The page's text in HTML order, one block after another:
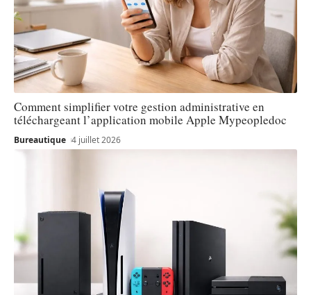
Comment simplifier votre gestion administrative en
téléchargeant l’application mobile Apple Mypeopledoc
Bureautique 4 juillet 2026